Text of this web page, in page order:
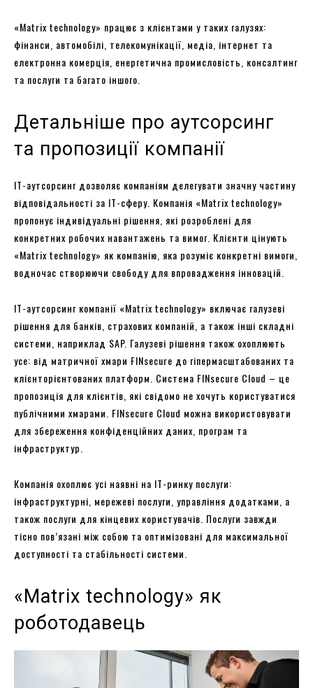
«Matrix technology» працює з клієнтами у таких галузях:
фінанси, автомобілі, телекомунікації, медіа, інтернет та
електронна комерція, енергетична промисловість, консалтинг
та послуги та багато іншого.
Детальніше про аутсорсинг
та пропозиції компанії
ІТ-аутсорсинг дозволяє компаніям делегувати значну частину
відповідальності за IT-сферу. Компанія «Matrix technology»
пропонує індивідуальні рішення, які розроблені для
конкретних робочих навантажень та вимог. Клієнти цінують
«Matrix technology» як компанію, яка розуміє конкретні вимоги,
водночас створюючи свободу для впровадження інновацій.
IT-аутсорсинг компанії «Matrix technology» включає галузеві
рішення для банків, страхових компаній, а також інші складні
системи, наприклад SAP. Галузеві рішення також охоплюють
усе: від матричної хмари FINsecure до гіпермасштабованих та
клієнторієнтованих платформ. Система FINsecure Cloud – це
пропозиція для клієнтів, які свідомо не хочуть користуватися
публічними хмарами. FINsecure Cloud можна використовувати
для збереження конфіденційних даних, програм та
інфраструктур.
Компанія охоплює усі наявні на IT-ринку послуги:
інфраструктурні, мережеві послуги, управління додатками, а
також послуги для кінцевих користувачів. Послуги завжди
тісно пов’язані між собою та оптимізовані для максимальної
доступності та стабільності системи.
«Matrix technology» як
роботодавець